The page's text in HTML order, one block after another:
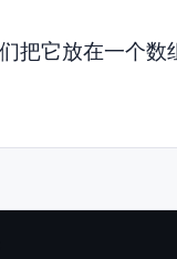
把它放在一个数